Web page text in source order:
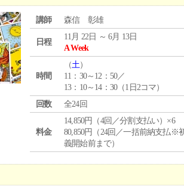
講師 森信 彰雄
日程
11月 22日 ～ 6月 13日
A Week
時間
（土）
11：30～12：50／
13：10～14：30（1日2コマ）
回数
全24回
料金
14,850円（4回／分割支払い）×6
80,850円（24回／一括前納支払※
義開始前まで）